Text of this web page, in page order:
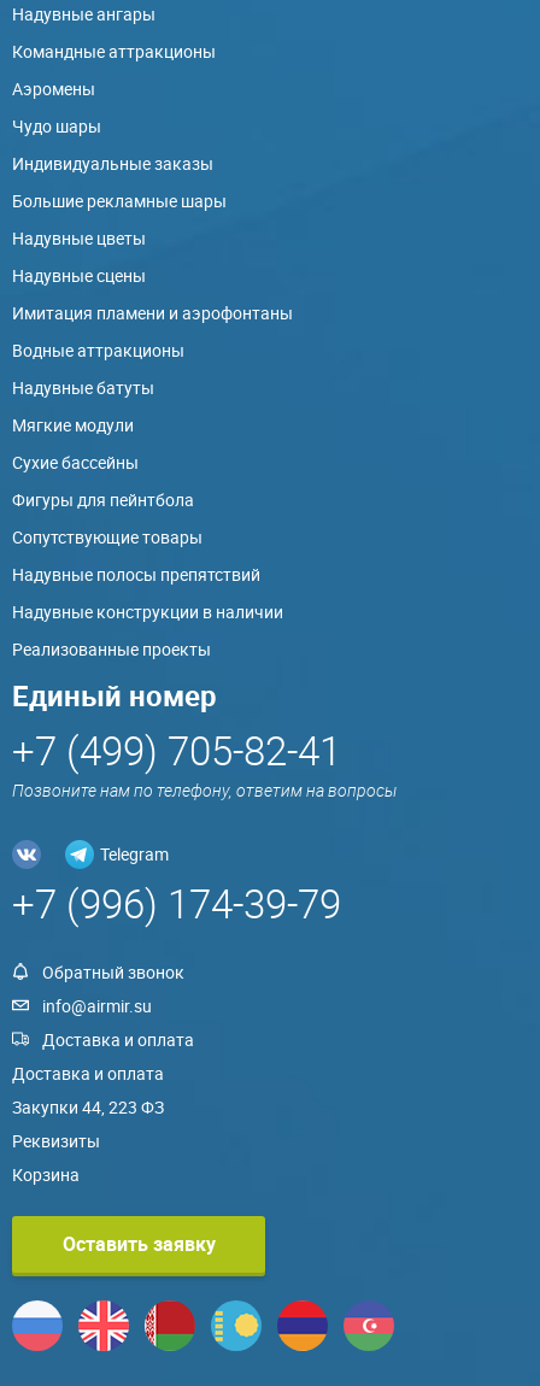
Надувные ангары
Командные аттракционы
Аэромены
Чудо шары
Индивидуальные заказы
Большие рекламные шары
Надувные цветы
Надувные сцены
Имитация пламени и аэрофонтаны
Водные аттракционы
Надувные батуты
Мягкие модули
Сухие бассейны
Фигуры для пейнтбола
Сопутствующие товары
Надувные полосы препятствий
Надувные конструкции в наличии
Реализованные проекты
Единый номер
+7 (499) 705-82-41
Позвоните нам по телефону, ответим на вопросы
Telegram
+7 (996) 174-39-79
Обратный звонок
info@airmir.su
Доставка и оплата
Доставка и оплата
Закупки 44, 223 ФЗ
Реквизиты
Корзина
Оставить заявку